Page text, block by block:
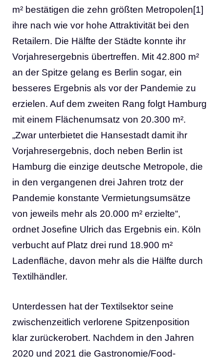
m² bestätigen die zehn größten Metropolen[1]
ihre nach wie vor hohe Attraktivität bei den
Retailern. Die Hälfte der Städte konnte ihr
Vorjahresergebnis übertreffen. Mit 42.800 m²
an der Spitze gelang es Berlin sogar, ein
besseres Ergebnis als vor der Pandemie zu
erzielen. Auf dem zweiten Rang folgt Hamburg
mit einem Flächenumsatz von 20.300 m².
„Zwar unterbietet die Hansestadt damit ihr
Vorjahresergebnis, doch neben Berlin ist
Hamburg die einzige deutsche Metropole, die
in den vergangenen drei Jahren trotz der
Pandemie konstante Vermietungsumsätze
von jeweils mehr als 20.000 m² erzielte“,
ordnet Josefine Ulrich das Ergebnis ein. Köln
verbucht auf Platz drei rund 18.900 m²
Ladenfläche, davon mehr als die Hälfte durch
Textilhändler.
Unterdessen hat der Textilsektor seine
zwischenzeitlich verlorene Spitzenposition
klar zurückerobert. Nachdem in den Jahren
2020 und 2021 die Gastronomie/Food-